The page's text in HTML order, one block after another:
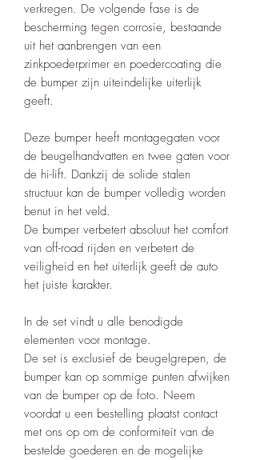
verkregen. De volgende fase is de
bescherming tegen corrosie, bestaande
uit het aanbrengen van een
zinkpoederprimer en poedercoating die
de bumper zijn uiteindelijke uiterlijk
geeft.
Deze bumper heeft montagegaten voor
de beugelhandvatten en twee gaten voor
de hi-lift. Dankzij de solide stalen
structuur kan de bumper volledig worden
benut in het veld.
De bumper verbetert absoluut het comfort
van off-road rijden en verbetert de
veiligheid en het uiterlijk geeft de auto
het juiste karakter.
In de set vindt u alle benodigde
elementen voor montage.
De set is exclusief de beugelgrepen, de
bumper kan op sommige punten afwijken
van de bumper op de foto. Neem
voordat u een bestelling plaatst contact
met ons op om de conformiteit van de
bestelde goederen en de mogelijke